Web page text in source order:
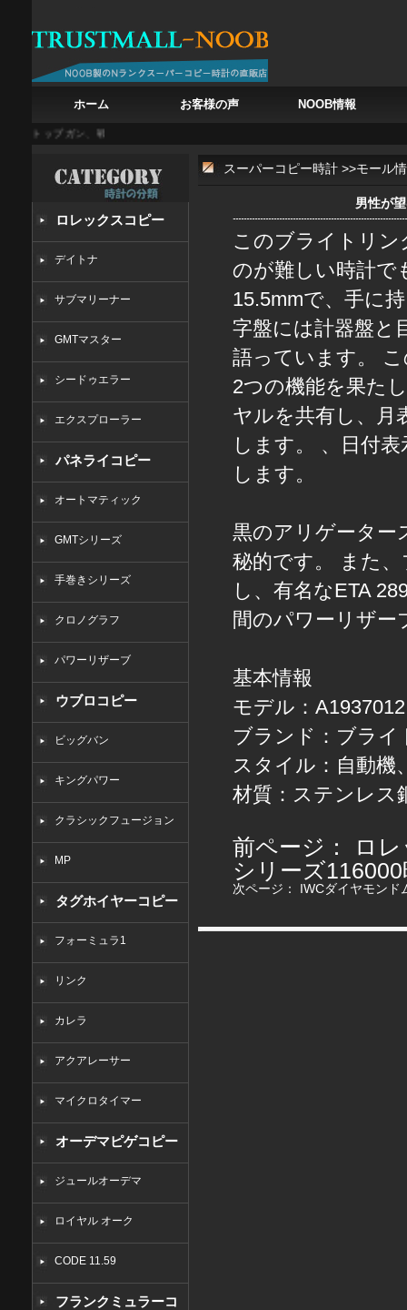
ホーム お客様の声 NOOB情報
ップガン、戦闘機の鼓動を腕に
ロレックスコピー
デイトナ
サブマリーナー
GMTマスター
シードゥエラー
エクスプローラー
パネライコピー
オートマティック
GMTシリーズ
手巻きシリーズ
クロノグラフ
パワーリザーブ
ウブロコピー
ビッグバン
キングパワー
クラシックフュージョン
MP
タグホイヤーコピー
フォーミュラ1
リンク
カレラ
アクアレーサー
マイクロタイマー
オーデマピゲコピー
ジュールオーデマ
ロイヤル オーク
CODE 11.59
フランクミュラーコ
スーパーコピー時計 >>モール
男性が
このブライトリン
のが難しい時計で
15.5mmで、手に
字盤には計器盤と
語っています。
2つの機能を果た
ヤルを共有し、月
します。 、日付
します。
黒のアリゲーター
秘的です。 また
し、有名なETA
間のパワーリザー
基本情報
モデル：
ブランド：ブライ
スタイル：自動機
材質：ステンレス
前ページ：
ロ
シリーズ
次ページ： IWCダイヤモンド